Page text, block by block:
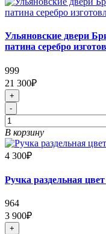
Ульяновские двери
патина серебро
999
21 300₽
+
-
В корзину
4 300₽
Ручка раздельная цвет
964
3 900₽
+